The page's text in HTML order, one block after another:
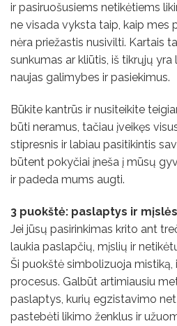
ir pasiruošusiems netikėtiems
ne visada vyksta taip, kaip mes
nėra priežastis nusivilti. Kartais
sunkumas ar kliūtis, iš tikrųjų
naujas galimybes ir pasiekimus.
Būkite kantrūs ir nusiteikite
būti neramus, tačiau įveikęs
stipresnis ir labiau pasitikintis
būtent pokyčiai įneša į mūsų
ir padeda mums augti.
3 puokštė: paslaptys ir mįslės
Jei jūsų pasirinkimas krito ant
laukia paslapčių, mįslių ir
Ši puokštė simbolizuoja mistiką,
procesus. Galbūt artimiausiu
paslaptys, kurių egzistavimo
pastebėti likimo ženklus ir